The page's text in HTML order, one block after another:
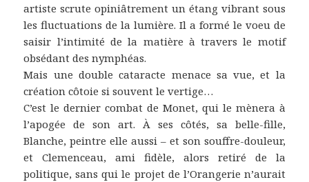
artiste scrute opiniâtrement un étang vibrant sous
les fluctuations de la lumière. Il a formé le voeu de
saisir l’intimité de la matière à travers le motif
obsédant des nymphéas.
Mais une double cataracte menace sa vue, et la
création côtoie si souvent le vertige…
C’est le dernier combat de Monet, qui le mènera à
l’apogée de son art. À ses côtés, sa belle-fille,
Blanche, peintre elle aussi – et son souffre-douleur,
et Clemenceau, ami fidèle, alors retiré de la
politique, sans qui le projet de l’Orangerie n’aurait